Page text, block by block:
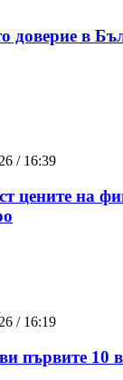
доверие в
/ 16:39
цените на
/ 16:19
първите 10